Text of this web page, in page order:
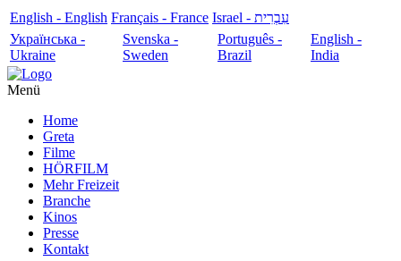
English - English Français - France
עִבְרִית - Israel
Українська -
Ukraine
Svenska -
Sweden
Português -
Brazil
English -
India
Menü
Home
Greta
Filme
HÖRFILM
Mehr Freizeit
Branche
Kinos
Presse
Kontakt